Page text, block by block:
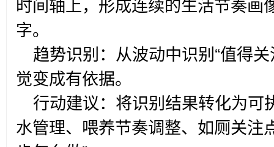
字。
趋势识别：从波动中识别“值得
觉变成有依据。
行动建议：将识别结果转化为可
水管理、喂养节奏调整、如厕关注